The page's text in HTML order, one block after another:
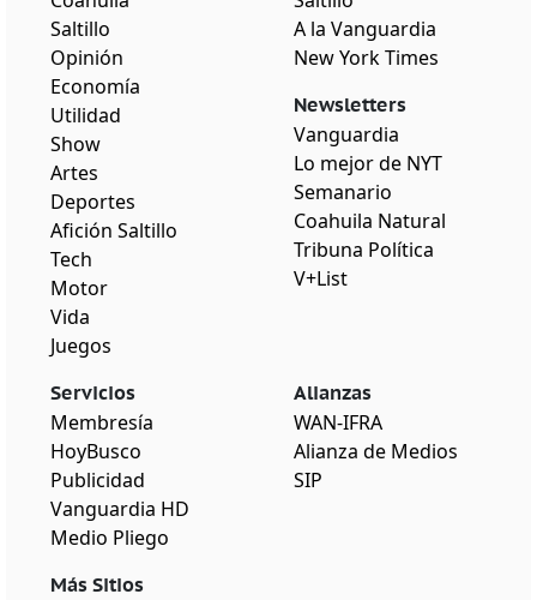
Saltillo
Opinión
Economía
Utilidad
Show
Artes
Deportes
Afición Saltillo
Tech
Motor
Vida
Juegos
A la Vanguardia
New York Times
Newsletters
Vanguardia
Lo mejor de NYT
Semanario
Coahuila Natural
Tribuna Política
V+List
Servicios
Membresía
HoyBusco
Publicidad
Vanguardia HD
Medio Pliego
Más Sitios
Alianzas
WAN-IFRA
Alianza de Medios
SIP